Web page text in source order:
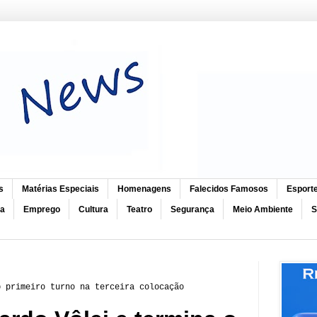
Matérias Especiais Homenagens Falecidos Famosos
Emprego Cultura Teatro Segurança Meio Ambiente
o primeiro turno na terceira colocação